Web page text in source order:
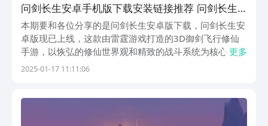
问剑长生安卓手机版下载安装链接推荐 问剑长生
安卓版下载渠道分享
本期要和各位分享的是问剑长生安卓版下载，问剑长生安
卓版现已上线，这款由雷霆游戏打造的3D御剑飞行修仙
手游，以恢弘的修仙世界观和精致的战斗系统为核心，为
玩家带来沉浸式的修仙体验。在这片充满机遇与挑战的荒
问...
更多
2025-01-17 11:11:06